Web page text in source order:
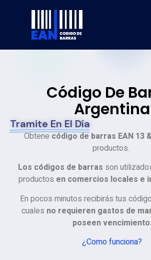
Código De
Argentina
Tramite En El Día
Obtenecódigo de barras EAN 13
productos.
Los códigos de barras son
productos en comercios locales e
En pocos minutos recibirás tus
cuales no requieren gastos de
poseen
¿Como funciona?